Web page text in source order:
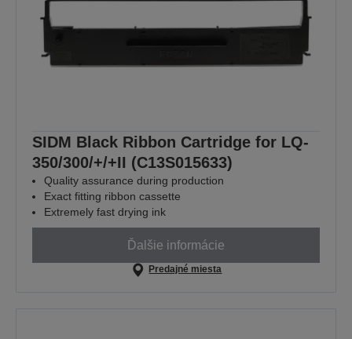
SIDM Black Ribbon Cartridge for LQ-
350/300/+/+II (C13S015633)
Quality assurance during production
Exact fitting ribbon cassette
Extremely fast drying ink
Ďalšie informácie
Predajné miesta